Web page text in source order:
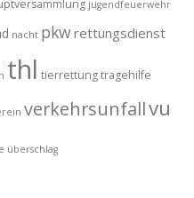
jugendfeuerwehr
nacht pkwrettungsdienst
thl tierrettungtragehilfe
verkehrsunfallvu
überschlag